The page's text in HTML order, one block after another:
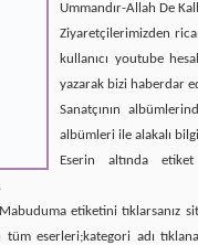
Ummandır-Allah De
Ziyaretçilerimizden
kullanıcı youtube
yazarak bizi haberdar
Sanatçının
albümleri ile alakalı
Eserin altında
etiketini tıklarsanız
tüm eserleri;kategori adı